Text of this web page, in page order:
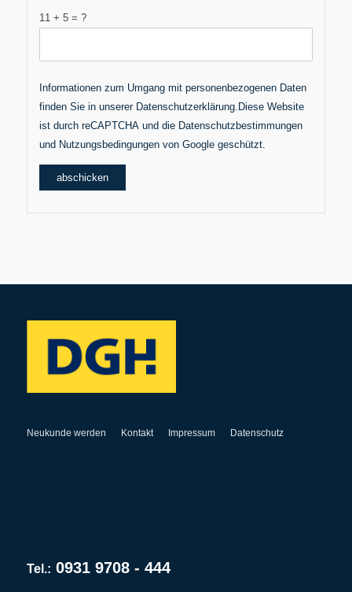
11 + 5 = ?
Informationen zum Umgang mit personenbezogenen Daten
finden Sie in unserer Datenschutzerklärung.Diese Website
ist durch reCAPTCHA und die Datenschutzbestimmungen
und Nutzungsbedingungenvon Google geschützt.
Neukunde werden Kontakt Impressum Datenschutz
Tel.: 0931 9708 - 444